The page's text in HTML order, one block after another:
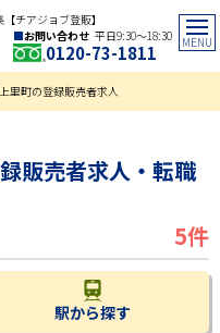
チアジョブ登販】
お問い合わせ 平日9:30〜18:30
0120-73-1811
里町の登録販売者求人
販売者求人・転職
5件
駅から探す